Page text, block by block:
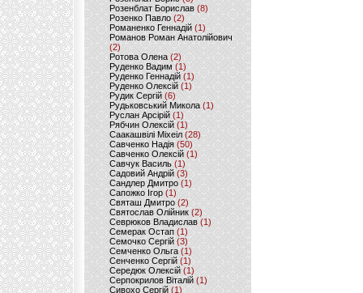
Розенблат Борислав (8)
Розенко Павло (2)
Романенко Геннадій (1)
Романов Роман Анатолійович
(2)
Ротова Олена(2)
Руденко Вадим (1)
Руденко Геннадій (1)
Руденко Олексій(1)
Рудик Сергій(6)
Рудьковський Микола (1)
Руслан Арсірій(1)
Рябчин Олексій (1)
Саакашвілі Міхеіл(28)
Савченко Надія (50)
Савченко Олексій(1)
Савчук Василь (1)
Садовий Андрій (3)
Сандлер Дмитро(1)
Сапожко Ігор(1)
Святаш Дмитро (2)
Святослав Олійник (2)
Севрюков Владислав (1)
Семерак Остап (1)
Семочко Сергій (3)
Семченко Ольга (1)
Сенченко Сергій(1)
Середюк Олексій(1)
Серпокрилов Віталій(1)
Сивохо Сергій(1)